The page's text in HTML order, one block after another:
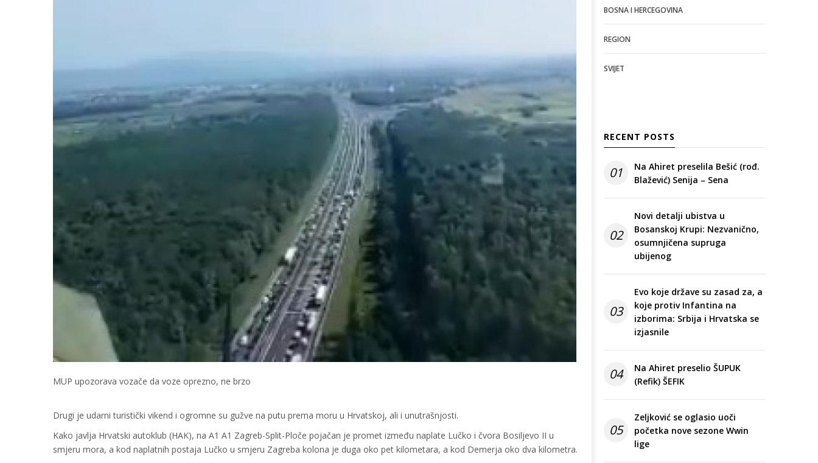
MUP upozorava vozače da voze oprezno, ne brzo
Drugi je udarni turistički vikend i ogromne su gužve na putu prema moru u Hrvatskoj, ali i unutrašnjosti.
Kako javlja Hrvatski autoklub (HAK), na A1 A1 Zagreb-Split-Ploče pojačan je promet između naplate Lučko i čvora Bosiljevo II u
smjeru mora, a kod naplatnih postaja Lučko u smjeru Zagreba kolona je duga oko pet kilometara, a kod Demerja oko dva kilometra.
BOSNA I HERCEGOVINA
REGION
SVIJET
RECENT POSTS
01
Na Ahiret preselila Bešić (rođ.
Blažević) Senija – Sena
02
Novi detalji ubistva u
Bosanskoj Krupi: Nezvanično,
osumnjičena supruga
ubijenog
03
Evo koje države su zasad za, a
koje protiv Infantina na
izborima: Srbija i Hrvatska se
izjasnile
04
Na Ahiret preselio ŠUPUK
(Refik) ŠEFIK
05
Zeljković se oglasio uoči
početka nove sezone Wwin
lige